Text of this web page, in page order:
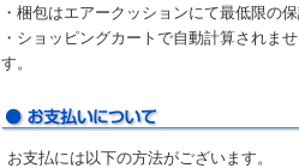
・梱包はエアークッションにて最低限の保
・ショッピングカートで自動計算されま
す。
お支払には以下の方法がございます。